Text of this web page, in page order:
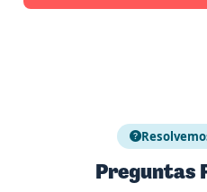
Preguntas